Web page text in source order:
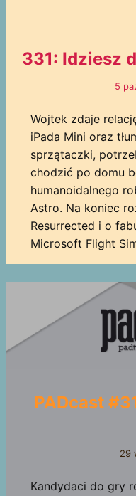
331: Idziesz
5
Wojtek zdaje
iPada Mini oraz
sprzątaczki,
chodzić po domu
humanoidalnego
Astro. Na koniec
Resurrected i o
Microsoft Flight
PADcast
29
Kandydaci do gry